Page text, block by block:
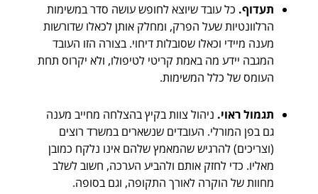
תעדוף. כל עובד שיוצא לחופש עושה סדר במשימות
הרלוונטיות שעל הפרק, ומחלק אותן לכאלו שדורשות
מענה מיידי וכאלו שסובלות דיחוי. בצורה הזו העובד
המגבה יידע מה באמת קריטי לטיפולו, ולא יקרוס תחת
העומס של כלל המשימות.
תגמול ראוי. ניהול צוות בקיץ בהצלחה מחייב מענה
גם בפן המורלי. העובדים שנשארים במשרד רוצים
(וצריכים) להרגיש שהמאמץ שלהם אינו נלקח כמובן
מאליו. כדי לחזק אותם ולהביע הערכה, חשוב לשלב
מחוות של הוקרה לאורך התקופה, וגם בסופה.